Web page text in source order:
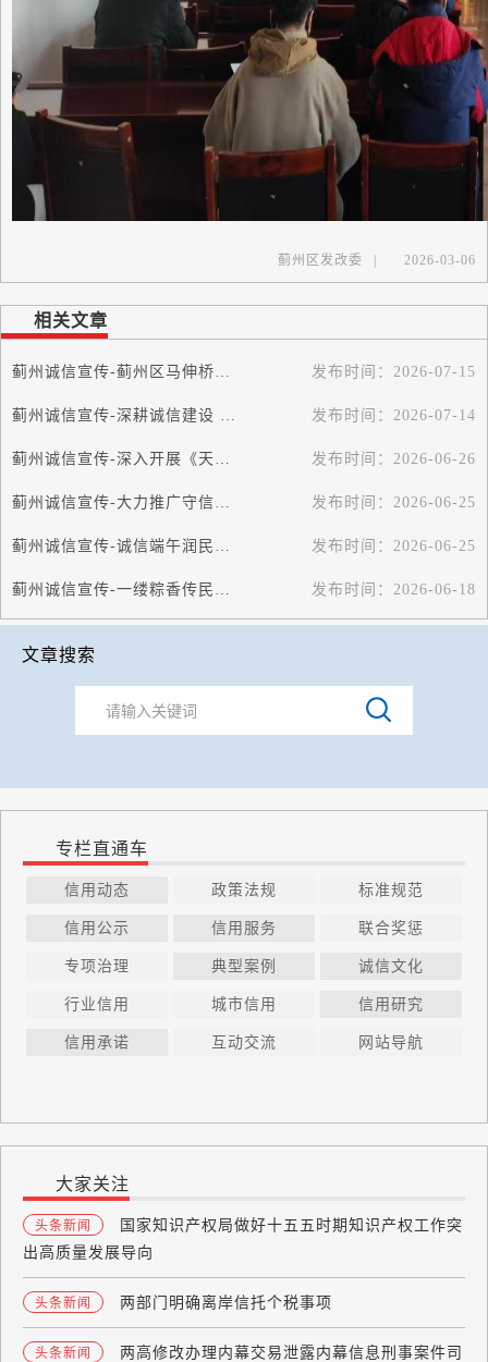
蓟州区发改委 2026-03-06
相关文章
蓟州诚信宣传-蓟州区马伸桥镇召开推进诚信乡村建设 筑牢基层文明底色主题... 发布时间： 2026-07-15
蓟州诚信宣传-深耕诚信建设 涵养文明新风蓟州区尤古庄镇扎实开展诚信建设... 发布时间： 2026-07-14
蓟州诚信宣传-深入开展《天津市社会信用条例》宣讲 筑牢基层诚信法治根... 发布时间： 2026-06-26
蓟州诚信宣传-大力推广守信典型 营造辖区诚信经营良好氛围 发布时间： 2026-06-25
蓟州诚信宣传-诚信端午润民心 守信经营护营商 蓟州区州河湾镇开展诚信建... 发布时间： 2026-06-25
蓟州诚信宣传-一缕粽香传民俗 诚信新风润乡村 发布时间： 2026-06-18
文章搜索
专栏直通车
信用动态 政策法规 标准规范
信用公示 信用服务 联合奖惩
专项治理 典型案例 诚信文化
行业信用 城市信用 信用研究
信用承诺 互动交流 网站导航
大家关注
头条新闻
国家知识产权局做好十五五时期知识产权工作突
出高质量发展导向
头条新闻 两部门明确离岸信托个税事项
头条新闻 两高修改办理内幕交易泄露内幕信息刑事案件司